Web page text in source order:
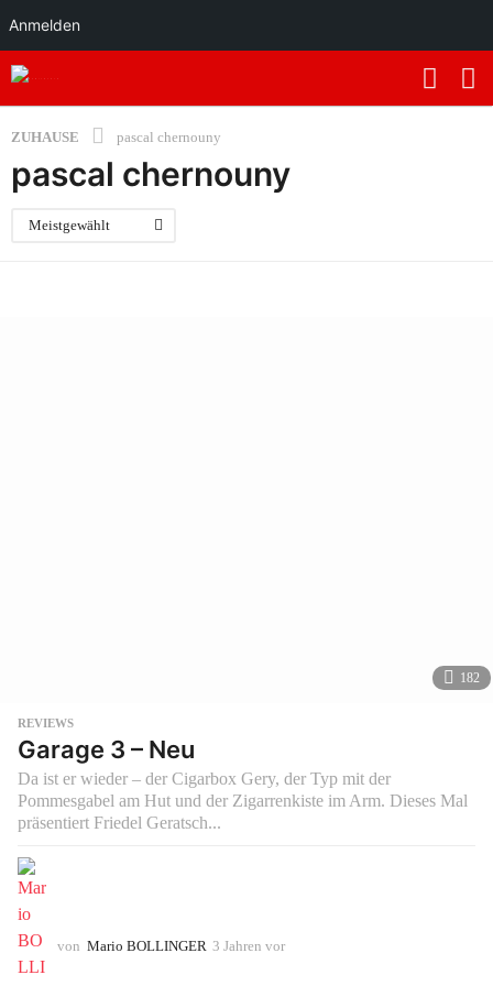
Anmelden
ZUHAUSE pascal chernouny
pascal chernouny
Meistgewählt
182
REVIEWS
Garage 3 – Neu
Da ist er wieder – der Cigarbox Gery, der Typ mit der
Pommesgabel am Hut und der Zigarrenkiste im Arm. Dieses Mal
präsentiert Friedel Geratsch...
von Mario BOLLINGER 3 Jahren vor